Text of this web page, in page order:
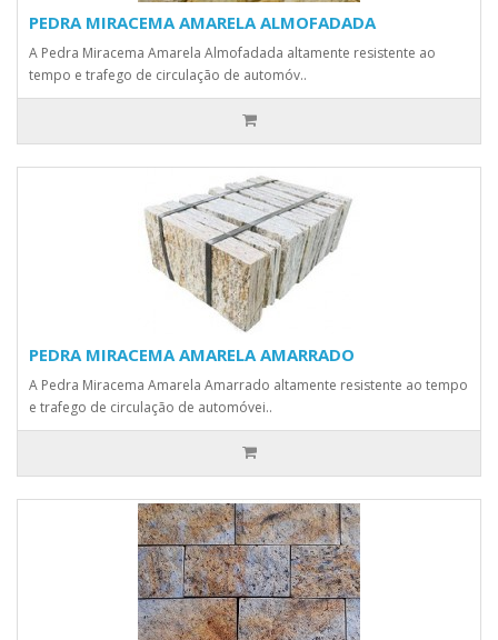
PEDRA MIRACEMA AMARELA ALMOFADADA
A Pedra Miracema Amarela Almofadada altamente resistente ao
tempo e trafego de circulação de automóv..
PEDRA MIRACEMA AMARELA AMARRADO
A Pedra Miracema Amarela Amarrado altamente resistente ao tempo
e trafego de circulação de automóvei..